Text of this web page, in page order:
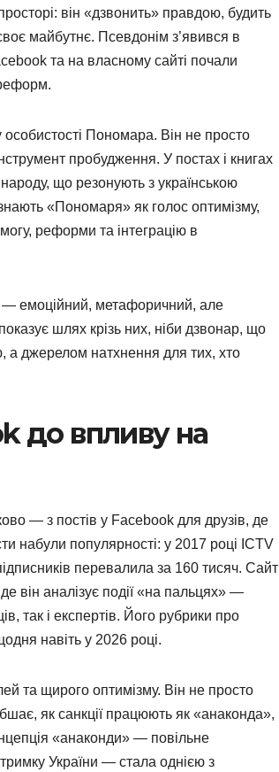
він «дзвонить» правдою, будить
майбутнє. Псевдонім з’явився в
та на власному сайті почали
особистості Пономара. Він не просто
пробудження. У постах і книгах
народу, що резонують з українською
«Пономаря» як голос оптимізму,
реформи та інтеграцію в
— емоційний, метафоричний, але
шлях крізь них, ніби дзвонар, що
а джерелом натхнення для тих, хто
до впливу на
— з постів у Facebook для друзів, де
набули популярності: у 2017 році ICTV
перевалила за 160 тисяч. Сайт
він аналізує події «на пальцях» —
так і експертів. Його рубрики про
навіть у 2026 році.
та щирого оптимізму. Він не просто
як санкції працюють як «анаконда»,
«анаконди» — повільне
України — стала однією з